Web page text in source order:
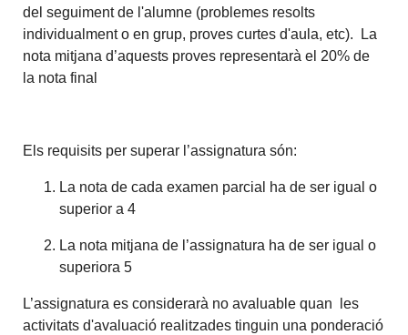
del seguiment de l'alumne (problemes resolts
individualment o en grup, proves curtes d'aula, etc). La
nota mitjana d’aquests proves representarà el 20% de
la nota final
Els requisits per superar l’assignatura són:
La nota de cada examen parcial ha de ser igual o
superior a 4
La nota mitjana de l’assignatura ha de ser igual o
superiora 5
L’assignatura es considerarà no avaluable quan les
activitats d'avaluació realitzades tinguin una ponderació